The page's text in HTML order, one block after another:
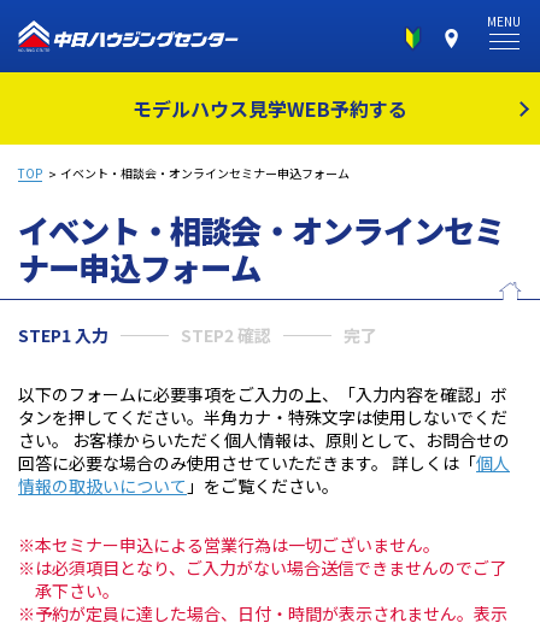
モデルハウス見学WEB予約する
MENU
TOP イベント・相談会・オンラインセミナー申込フォーム
イベント・相談会・オンラインセミ
ナー申込フォーム
STEP1 入力 STEP2 確認 完了
以下のフォームに必要事項をご入力の上、「入力内容を確認」ボ
タンを押してください。半角カナ・特殊文字は使用しないでくだ
さい。 お客様からいただく個人情報は、原則として、お問合せの
回答に必要な場合のみ使用させていただきます。 詳しくは「個人
情報の取扱いについて 」をご覧ください。
※本セミナー申込による営業行為は一切ございません。
※は必須項目となり、ご入力がない場合送信できませんのでご了
承下さい。
※予約が定員に達した場合、日付・時間が表示されません。表示